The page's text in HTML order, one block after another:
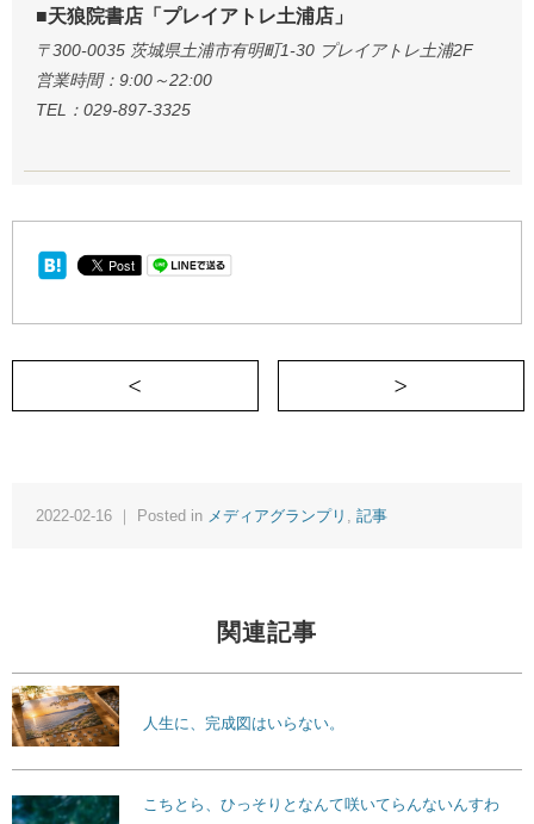
■天狼院書店「プレイアトレ土浦店」
〒300-0035 茨城県土浦市有明町1-30 プレイアトレ土浦2F
営業時間：9:00～22:00
TEL：029-897-3325
＜ 最適解を探すのは誰？
2022-02-16 ｜ Posted in メディアグランプリ , 記事
関連記事
人生に、完成図はいらない。
こちとら、ひっそりとなんて咲いてらんないんすわ